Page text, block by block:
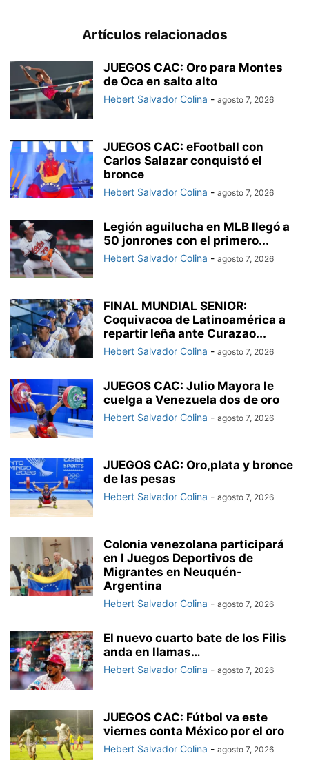
Artículos relacionados
JUEGOS CAC: Oro para Montes
de Oca en salto alto
Hebert Salvador Colina - agosto 7, 2026
JUEGOS CAC: eFootball con
Carlos Salazar conquistó el
bronce
Hebert Salvador Colina - agosto 7, 2026
Legión aguilucha en MLB llegó a
50 jonrones con el primero...
Hebert Salvador Colina - agosto 7, 2026
FINAL MUNDIAL SENIOR:
Coquivacoa de Latinoamérica a
repartir leña ante Curazao...
Hebert Salvador Colina - agosto 7, 2026
JUEGOS CAC: Julio Mayora le
cuelga a Venezuela dos de oro
Hebert Salvador Colina - agosto 7, 2026
JUEGOS CAC: Oro,plata y bronce
de las pesas
Hebert Salvador Colina - agosto 7, 2026
Colonia venezolana participará
en I Juegos Deportivos de
Migrantes en Neuquén-
Argentina
Hebert Salvador Colina - agosto 7, 2026
El nuevo cuarto bate de los Filis
anda en llamas…
Hebert Salvador Colina - agosto 7, 2026
JUEGOS CAC: Fútbol va este
viernes conta México por el oro
Hebert Salvador Colina - agosto 7, 2026